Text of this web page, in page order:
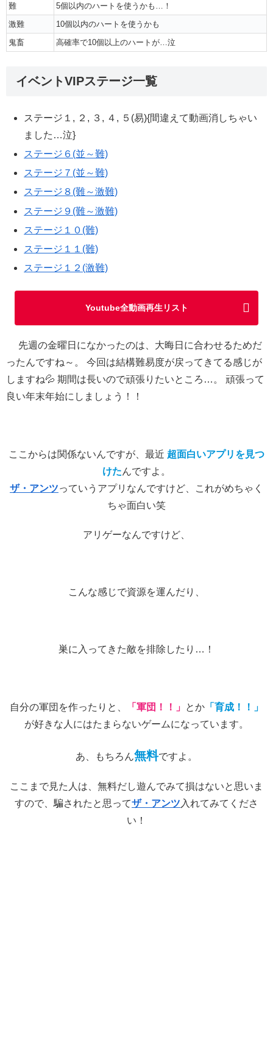
難
5個以内のハートを使うかも…！
激難
10個以内のハートを使うかも
鬼畜
高確率で10個以上のハートが…泣
イベントVIPステージ一覧
ステージ１, ２, ３, ４, ５(易){間違えて動画消しちゃい
ました…泣}
ステージ６(並～難)
ステージ７(並～難)
ステージ８(難～激難)
ステージ９(難～激難)
ステージ１０(難)
ステージ１１(難)
ステージ１２(激難)
Youtube全動画再生リスト
先週の金曜日になかったのは、大晦日に合わせるためだ
ったんですね～。 今回は結構難易度が戻ってきてる感じが
しますね💦 期間は長いので頑張りたいところ…。 頑張って
良い年末年始にしましょう！！
ここからは関係ないんですが、最近 超面白いアプリを見つ
けたんですよ。
ザ・アンツっていうアプリなんですけど、これがめちゃく
ちゃ面白い笑
アリゲーなんですけど、
こんな感じで資源を運んだり、
巣に入ってきた敵を排除したり…！
自分の軍団を作ったりと、 「軍団！！」 とか 「育成！！」
が好きな人にはたまらないゲームになっています。
あ、もちろん無料ですよ。
ここまで見た人は、無料だし遊んでみて損はないと思いま
すので、騙されたと思ってザ・アンツ 入れてみてくださ
い！